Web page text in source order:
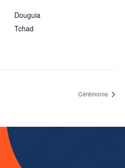
Douguia
Tchad
Cérémonie